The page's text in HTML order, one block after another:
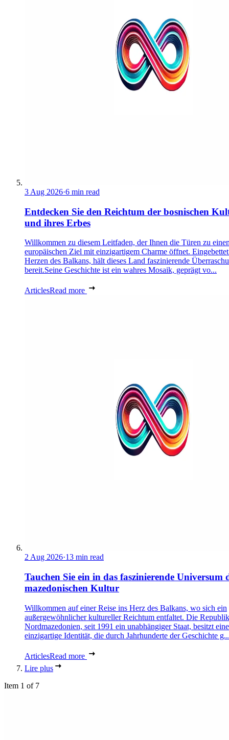
3 Aug 2026·6 min read
Entdecken Sie den Reichtum der bosnischen
und ihres Erbes
Willkommen zu diesem Leitfaden, der Ihnen die Türen zu
europäischen Ziel mit einzigartigem Charme öffnet.
Herzen des Balkans, hält dieses Land faszinierende
bereit.Seine Geschichte ist ein wahres Mosaik, geprägt vo...
ArticlesRead more
2 Aug 2026·13 min read
Tauchen Sie ein in das faszinierende Universum
mazedonischen Kultur
Willkommen auf einer Reise ins Herz des Balkans, wo sich ein
außergewöhnlicher kultureller Reichtum entfaltet. Die Republik
Nordmazedonien, seit 1991 ein unabhängiger Staat, besitzt eine
einzigartige Identität, die durch Jahrhunderte der Geschichte
ArticlesRead more
Lire plus
Item 1 of 7